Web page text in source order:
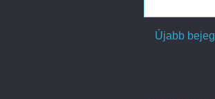
Újabb